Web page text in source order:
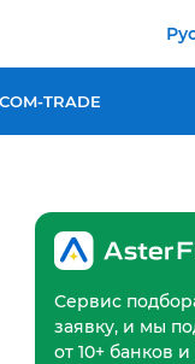
COM-TRADE
Сервис
заявку, и мы
от 10+ банков